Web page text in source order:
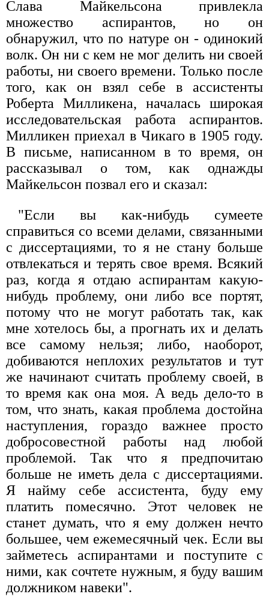
Слава Майкельсона привлекла
множество аспирантов, но он
обнаружил, что по натуре он - одинокий
волк. Он ни с кем не мог делить ни своей
работы, ни своего времени. Только после
того, как он взял себе в ассистенты
Роберта Милликена, началась широкая
исследовательская работа аспирантов.
Милликен приехал в Чикаго в 1905 году.
В письме, написанном в то время, он
рассказывал о том, как однажды
Майкельсон позвал его и сказал:
"Если вы как-нибудь сумеете
справиться со всеми делами, связанными
с диссертациями, то я не стану больше
отвлекаться и терять свое время. Всякий
раз, когда я отдаю аспирантам какую-
нибудь проблему, они либо все портят,
потому что не могут работать так, как
мне хотелось бы, а прогнать их и делать
все самому нельзя; либо, наоборот,
добиваются неплохих результатов и тут
же начинают считать проблему своей, в
то время как она моя. А ведь дело-то в
том, что знать, какая проблема достойна
наступления, гораздо важнее просто
добросовестной работы над любой
проблемой. Так что я предпочитаю
больше не иметь дела с диссертациями.
Я найму себе ассистента, буду ему
платить помесячно. Этот человек не
станет думать, что я ему должен нечто
большее, чем ежемесячный чек. Если вы
займетесь аспирантами и поступите с
ними, как сочтете нужным, я буду вашим
должником навеки".